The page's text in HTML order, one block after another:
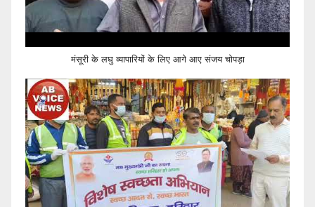
मंसूरी के लघु व्यापारियों के लिए आगे आए संजय चोपड़ा